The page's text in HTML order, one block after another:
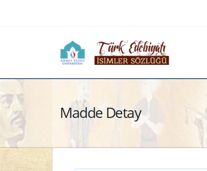
Madde Detay